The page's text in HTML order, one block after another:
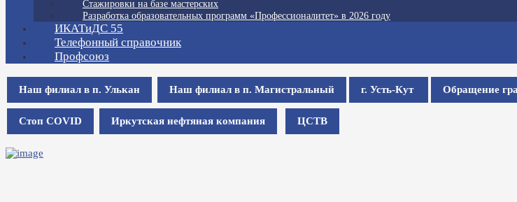
Стажировки на базе мастерских
Разработка образовательных программ «Профессионалитет» в 2026 году
ИКАТиДС 55
Телефонный справочник
Профсоюз
Наш филиал в п. Улькан Наш филиал в п. Магистральный г. Усть-Кут Обращение
Стоп COVID Иркутская нефтяная компания ЦСТВ